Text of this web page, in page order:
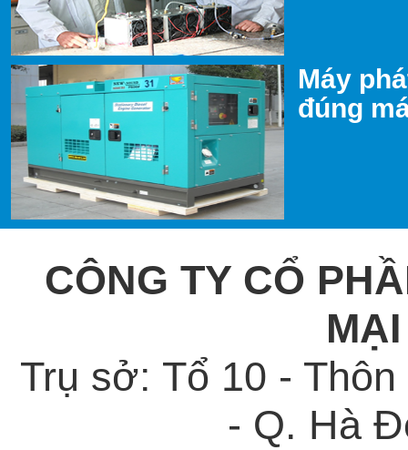
Máy
đúng
CÔNG TY CỔ
Trụ sở: Tổ 10 -
- Q. Hà